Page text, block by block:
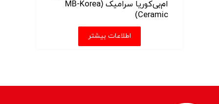
ام‌بی‌کوریا سرامیک (MB-Korea
Ceramic)
اطلاعات بیشتر